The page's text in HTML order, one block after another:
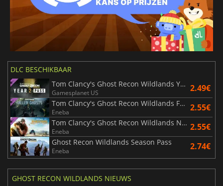
DLC BESCHIKBAAR
Tom Clancy's Ghost Recon Wildlands Year 2 Pass
Gamesplanet US 2.49€
Tom Clancy's Ghost Recon Wildlands Fallen Ghosts
Eneba 2.55€
Tom Clancy's Ghost Recon Wildlands Narco Road
Eneba 2.55€
Ghost Recon Wildlands Season Pass
Eneba 2.74€
GHOST RECON WILDLANDS NIEUWS